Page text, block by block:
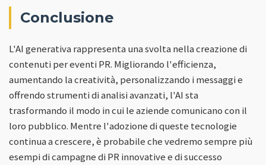
Conclusione
L'AI generativa rappresenta una svolta nella creazione di
contenuti per eventi PR. Migliorando l'efficienza,
aumentando la creatività, personalizzando i messaggi e
offrendo strumenti di analisi avanzati, l'AI sta
trasformando il modo in cui le aziende comunicano con il
loro pubblico. Mentre l'adozione di queste tecnologie
continua a crescere, è probabile che vedremo sempre più
esempi di campagne di PR innovative e di successo